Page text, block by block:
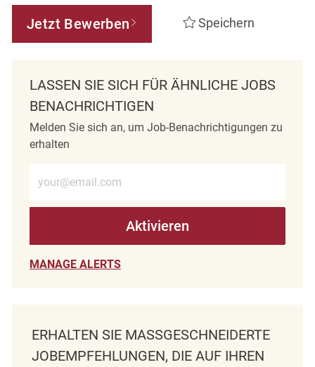
Jetzt Bewerben Speichern
LASSEN SIE SICH FÜR ÄHNLICHE JOBS
BENACHRICHTIGEN
Melden Sie sich an, um Job-Benachrichtigungen zu
erhalten
Aktivieren
MANAGE ALERTS
ERHALTEN SIE MASSGESCHNEIDERTE J
OBEMPFEHLUNGEN, DIE AUF IHREN I